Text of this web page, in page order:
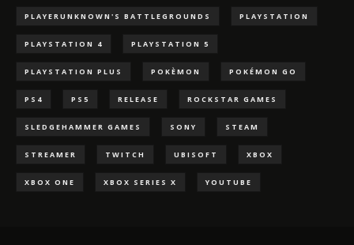
PLAYERUNKNOWN'S BATTLEGROUNDS PLAYSTATION
PLAYSTATION 4 PLAYSTATION 5
PLAYSTATION PLUS POKÈMON POKÉMON GO
PS4 PS5 RELEASE ROCKSTAR GAMES
SLEDGEHAMMER GAMES SONY STEAM
STREAMER TWITCH UBISOFT XBOX
XBOX ONE XBOX SERIES X YOUTUBE